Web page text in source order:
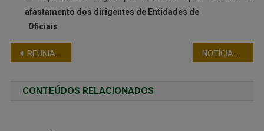
afastamento dos dirigentes de Entidades de
Oficiais
REUNIÃO DAS ENTIDADES FILIADAS EM BRASÍLIA NOTÍCIA DO PORTAL GI SOBRE PEC300
CONTEÚDOS RELACIONADOS